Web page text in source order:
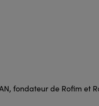
fondateur de Rofim et